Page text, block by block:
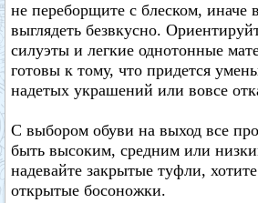
не переборщите с блеском, иначе
выглядеть безвкусно.
силуэты и легкие однотонные
готовы к тому, что придется
надетых украшений или вовсе
С выбором обуви на выход все
быть высоким, средним или
надевайте закрытые туфли,
открытые босоножки.